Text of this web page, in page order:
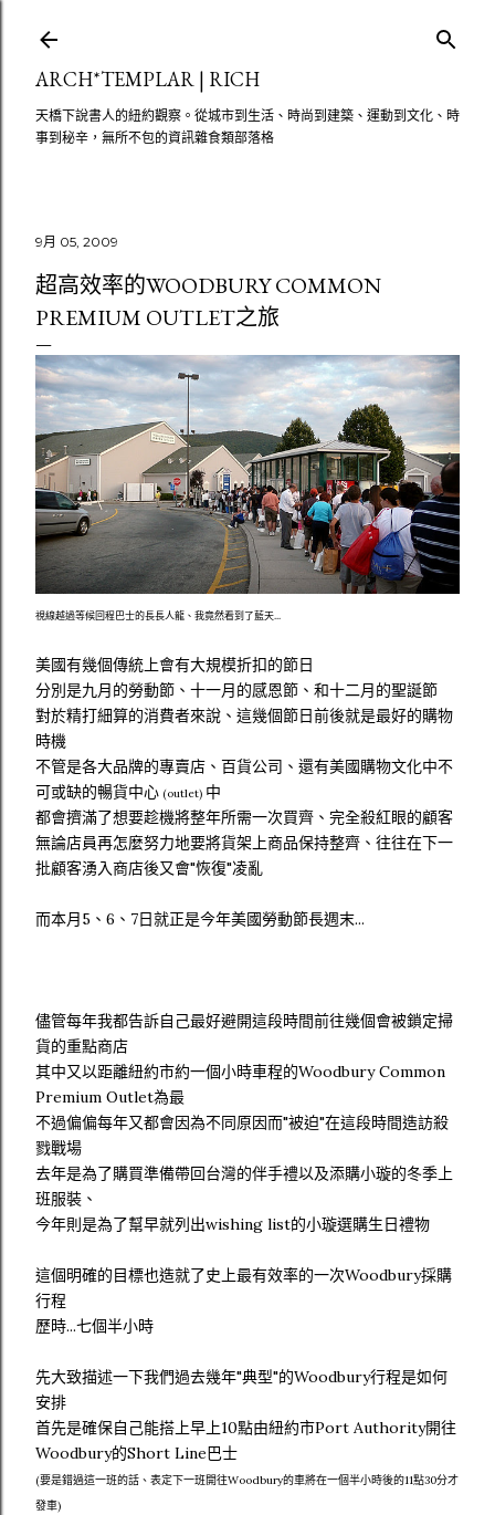
ARCH*TEMPLAR | RICH
天橋下說書人的紐約觀察。從城市到生活、時尚到建築、運動到文化、時
事到秘辛，無所不包的資訊雜食類部落格
9月 05, 2009
超高效率的WOODBURY COMMON
PREMIUM OUTLET之旅
視線越過等候回程巴士的長長人龍、我竟然看到了藍天...
美國有幾個傳統上會有大規模折扣的節日
分別是九月的勞動節、十一月的感恩節、和十二月的聖誕節
對於精打細算的消費者來說、這幾個節日前後就是最好的購物
時機
不管是各大品牌的專賣店、百貨公司、還有美國購物文化中不
可或缺的暢貨中心 (outlet) 中
都會擠滿了想要趁機將整年所需一次買齊、完全殺紅眼的顧客
無論店員再怎麼努力地要將貨架上商品保持整齊、往往在下一
批顧客湧入商店後又會"恢復"凌亂
而本月5、6、7日就正是今年美國勞動節長週末...
儘管每年我都告訴自己最好避開這段時間前往幾個會被鎖定掃
貨的重點商店
其中又以距離紐約市約一個小時車程的Woodbury Common
Premium Outlet為最
不過偏偏每年又都會因為不同原因而"被迫"在這段時間造訪殺
戮戰場
去年是為了購買準備帶回台灣的伴手禮以及添購小璇的冬季上
班服裝、
今年則是為了幫早就列出wishing list的小璇選購生日禮物
這個明確的目標也造就了史上最有效率的一次Woodbury採購
行程
歷時...七個半小時
先大致描述一下我們過去幾年"典型"的Woodbury行程是如何
安排
首先是確保自己能搭上早上10點由紐約市Port Authority開往
Woodbury的Short Line巴士
(要是錯過這一班的話、表定下一班開往Woodbury的車將在一個半小時後的11點30分才
發車)